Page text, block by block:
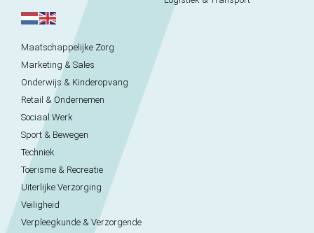
Maatschappelijke Zorg
Marketing & Sales
Onderwijs & Kinderopvang
Retail & Ondernemen
Sociaal Werk
Sport & Bewegen
Techniek
Toerisme & Recreatie
Uiterlijke Verzorging
Veiligheid
Verpleegkunde & Verzorgende